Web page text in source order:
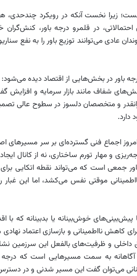
زیرا نخست آنکه در رویکرد
در قلمرو درجه باور،
عادی می‌توانند توزیع باور را به نفع
باور در بخش‌هایی از اقتصاد دیده
شفاف مانند بازار سرمایه و
و متخصصان دلسوز در سطوح عالی
دارد.
اجماع فنی گسترده‌ای بر سر مسیرهای
و مهار تورم ساختاری، نه از کانال
جمعی است که می‌تواند نقطه اتکایی
موقتی نفس می‌کشد، اما این غبار
خوش‌بینانه یا بدبینانه که با
کاهش نااطمینانی و بازسازی اعتماد
و ظرفیت‌های بالفعل این سرزمین
آگاهانه به سمت مسیرهایی است که درجه
می‌توان گفت این مسیر شدنی و در